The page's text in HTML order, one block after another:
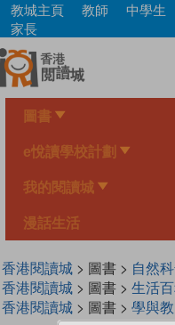
Skip
main
content
教城主頁 教師 中學生
家長
圖書
e悅讀學校計劃
我的閱讀城
漫話生活
香港閱讀城> 圖書 > 自然
香港閱讀城> 圖書 > 生活
香港閱讀城> 圖書 > 學與教